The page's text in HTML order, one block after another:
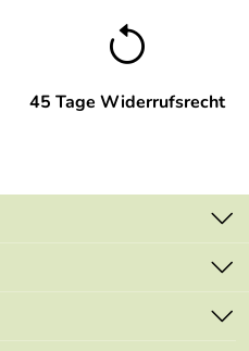
45 Tage Widerrufsrecht